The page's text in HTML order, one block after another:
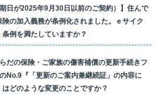
日が2025年9月30日以前のご契約）】住んで
の加入義務が条例化されました。ｅサイク
例を満たしていますか？
だの保険・ご家族の傷害補償の更新手続きフ
No.9『「更新のご案内兼継続証」の内容に
どのような変更のことですか？